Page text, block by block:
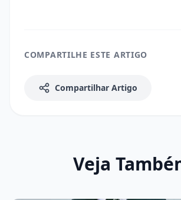
COMPARTILHE ESTE ARTIGO
Compartilhar Artigo
Veja